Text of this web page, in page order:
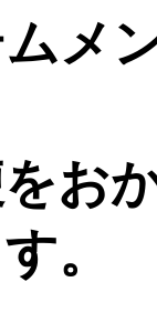
メ
お
。